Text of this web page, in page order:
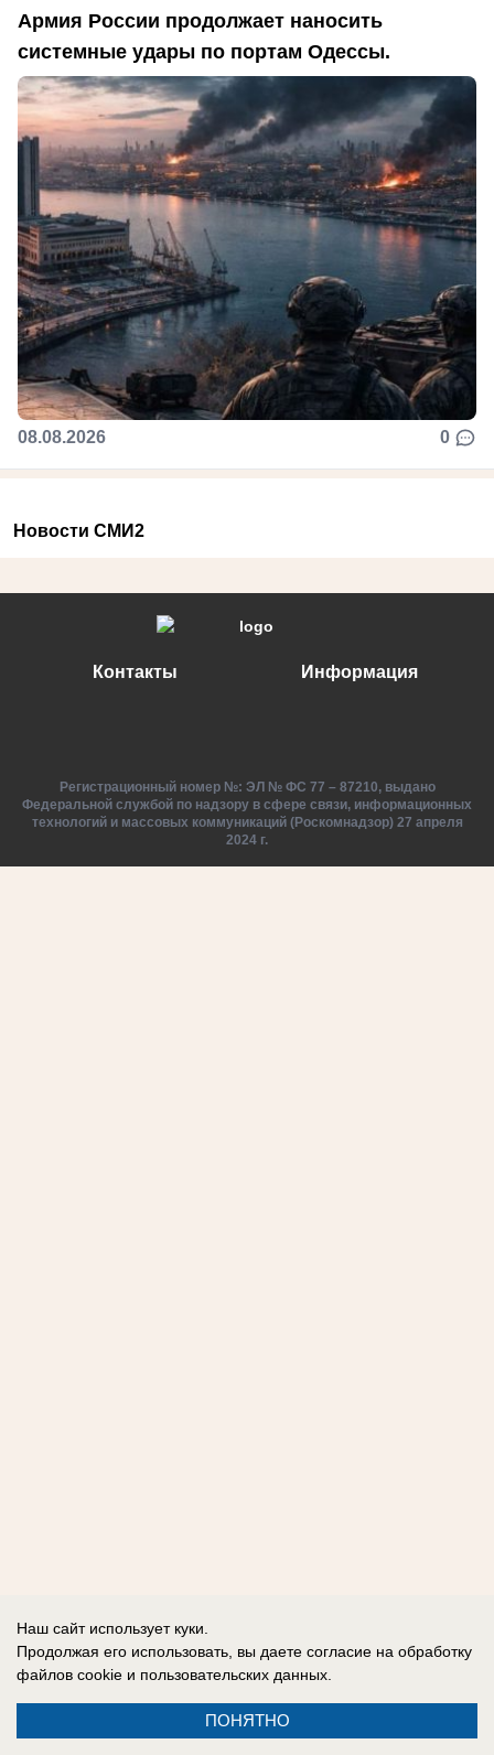
Армия России продолжает наносить
системные удары по портам Одессы.
08.08.2026 0
Новости СМИ2
Контакты Информация
Регистрационный номер №: ЭЛ № ФС 77 – 87210, выдано
Федеральной службой по надзору в сфере связи, информационных
технологий и массовых коммуникаций (Роскомнадзор) 27 апреля
2024 г.
Наш сайт использует куки.
Продолжая его использовать, вы даете согласие на обработку
файлов cookie и пользовательских данных.
ПОНЯТНО